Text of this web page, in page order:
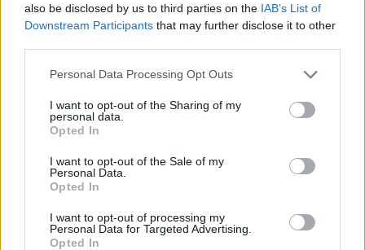
also be disclosed by us to third parties on the IAB’s List of
Downstream Participants that may further disclose it to other
Personal Data Processing Opt Outs
I want to opt-out of the Sharing of my
personal data.
Opted In
I want to opt-out of the Sale of my
Personal Data.
Opted In
I want to opt-out of processing my
Personal Data for Targeted Advertising.
Opted In
Σχετικά Άρθρα